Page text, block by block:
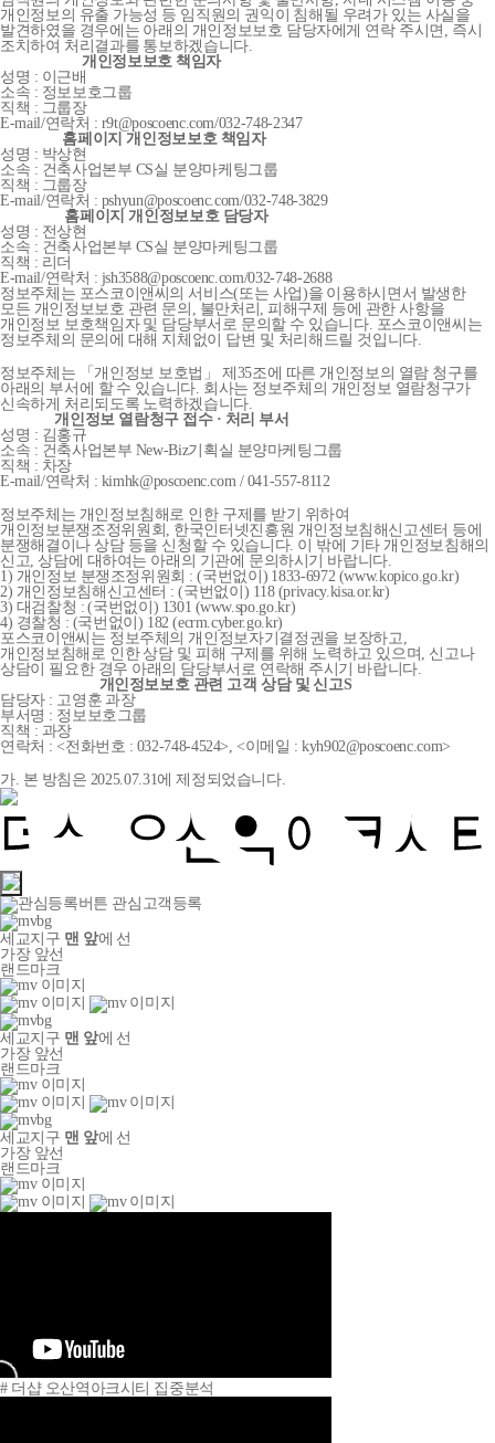
개인정보의 유출 가능성 등 임직원의 권익이 침해될 우려가 있는 사실을
발견하였을 경우에는 아래의 개인정보보호 담당자에게 연락 주시면, 즉시
조치하여 처리결과를 통보하겠습니다.
개인정보보호 책임자
성명 : 이근배
소속 : 정보보호그룹
직책 : 그룹장
E-mail/연락처 : r9t@poscoenc.com/032-748-2347
홈페이지 개인정보보호 책임자
성명 : 박상현
소속 : 건축사업본부 CS실 분양마케팅그룹
직책 : 그룹장
E-mail/연락처 : pshyun@poscoenc.com/032-748-3829
홈페이지 개인정보보호 담당자
성명 : 전상현
소속 : 건축사업본부 CS실 분양마케팅그룹
직책 : 리더
E-mail/연락처 : jsh3588@poscoenc.com/032-748-2688
정보주체는 포스코이앤씨의 서비스(또는 사업)을 이용하시면서 발생한
모든 개인정보보호 관련 문의, 불만처리, 피해구제 등에 관한 사항을
개인정보 보호책임자 및 담당부서로 문의할 수 있습니다. 포스코이앤씨는
정보주체의 문의에 대해 지체없이 답변 및 처리해드릴 것입니다.
정보주체는 「개인정보 보호법」 제35조에 따른 개인정보의 열람 청구를
아래의 부서에 할 수 있습니다. 회사는 정보주체의 개인정보 열람청구가
신속하게 처리되도록 노력하겠습니다.
개인정보 열람청구 접수 · 처리 부서
성명 : 김홍규
소속 : 건축사업본부 New-Biz기획실 분양마케팅그룹
직책 : 차장
E-mail/연락처 : kimhk@poscoenc.com / 041-557-8112
정보주체는 개인정보침해로 인한 구제를 받기 위하여
개인정보분쟁조정위원회, 한국인터넷진흥원 개인정보침해신고센터 등에
분쟁해결이나 상담 등을 신청할 수 있습니다. 이 밖에 기타 개인정보침해의
신고, 상담에 대하여는 아래의 기관에 문의하시기 바랍니다.
1) 개인정보 분쟁조정위원회 : (국번없이) 1833-6972 (www.kopico.go.kr)
2) 개인정보침해신고센터 : (국번없이) 118 (privacy.kisa.or.kr)
3) 대검찰청 : (국번없이) 1301 (www.spo.go.kr)
4) 경찰청 : (국번없이) 182 (ecrm.cyber.go.kr)
포스코이앤씨는 정보주체의 개인정보자기결정권을 보장하고,
개인정보침해로 인한 상담 및 피해 구제를 위해 노력하고 있으며, 신고나
상담이 필요한 경우 아래의 담당부서로 연락해 주시기 바랍니다.
개인정보보호 관련 고객 상담 및 신고S
담당자 : 고영훈 과장
부서명 : 정보보호그룹
직책 : 과장
연락처 : <전화번호 : 032-748-4524>, <이메일 : kyh902@poscoenc.com>
가. 본 방침은 2025.07.31에 제정되었습니다.
관심고객등록
세교지구 맨 앞에 선
가장 앞선
랜드마크
세교지구 맨 앞에 선
가장 앞선
랜드마크
세교지구 맨 앞에 선
가장 앞선
랜드마크
# 더샵 오산역아크시티 집중분석